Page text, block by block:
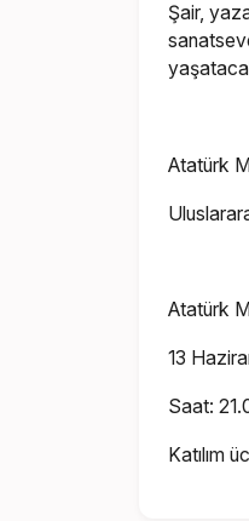
Şair,
Atatürk
Atatürk
13
Saat:
Katılım